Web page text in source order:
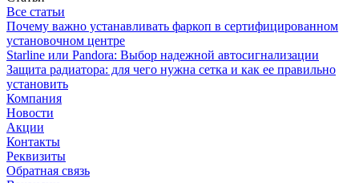
Все статьи
Почему важно устанавливать фаркоп в сертифицированном
установочном центре
Starline или Pandora: Выбор надежной автосигнализации
Защита радиатора: для чего нужна сетка и как ее правильно
установить
Компания
Новости
Акции
Контакты
Реквизиты
Обратная связь